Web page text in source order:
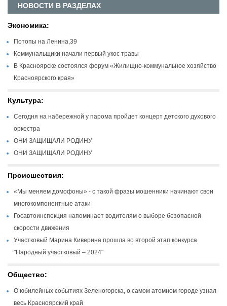
НОВОСТИ В РАЗДЕЛАХ
Экономика:
Потопы на Ленина,39
Коммунальщики начали первый укос травы
В Красноярске состоялся форум «Жилищно-коммунальное хозяйство
Красноярского края»
Культура:
Сегодня на набережной у парома пройдет концерт детского духового
оркестра
ОНИ ЗАЩИЩАЛИ РОДИНУ
ОНИ ЗАЩИЩАЛИ РОДИНУ
Происшествия:
«Мы меняем домофоны» - с такой фразы мошенники начинают свои
многокомпонентные атаки
Госавтоинспекция напоминает водителям о выборе безопасной
скорости движения
Участковый Марина Киверина прошла во второй этап конкурса
"Народный участковый – 2024"
Общество:
О юбилейных событиях Зеленогорска, о самом атомном городе узнал
весь Красноярский край